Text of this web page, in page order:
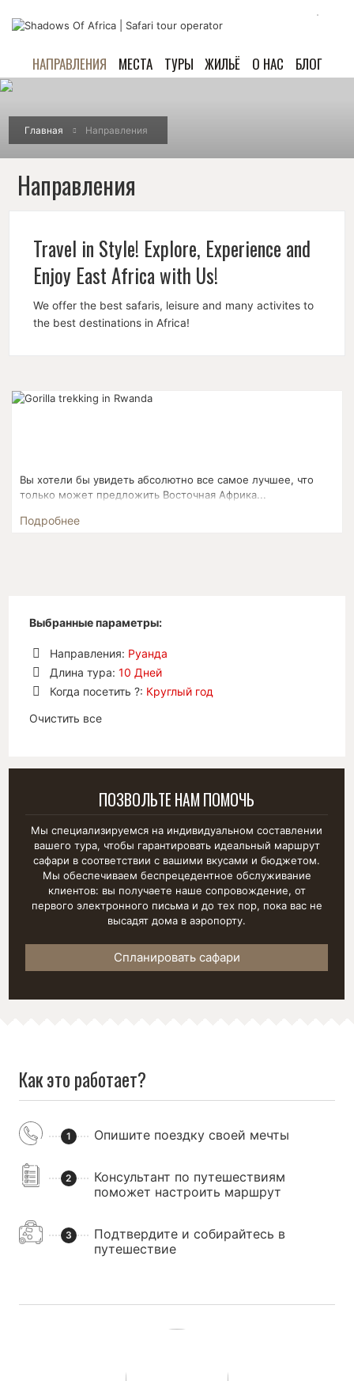
НАПРАВЛЕНИЯ МЕСТА ТУРЫ ЖИЛЬЁ О НАС БЛОГ
Главная Направления
Направления
Travel in Style! Explore, Experience and
Enjoy East Africa with Us!
We offer the best safaris, leisure and many activites to
the best destinations in Africa!
Вы хотели бы увидеть абсолютно все самое лучшее, что
только может предложить Восточная Африка...
Подробнее
Выбранные параметры:
Направления: Руанда
Удалить
позицию
Длина тура: 10 Дней
Удалить
позицию
Когда посетить ?: Круглый год
позицию
Очистить все
ПОЗВОЛЬТЕ НАМ ПОМОЧЬ
Мы специализируемся на индивидуальном составлении
вашего тура, чтобы гарантировать идеальный маршрут
сафари в соответствии с вашими вкусами и бюджетом.
Мы обеспечиваем беспрецедентное обслуживание
клиентов: вы получаете наше сопровождение, от
первого электронного письма и до тех пор, пока вас не
высадят дома в аэропорту.
Спланировать сафари
Как это работает?
1 Опишите поездку своей мечты
2
Консультант по путешествиям
поможет настроить маршрут
3
Подтвердите и собирайтесь в
путешествие